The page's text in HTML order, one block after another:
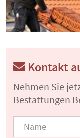
Kontakt
Nehmen Sie
Bestattungen